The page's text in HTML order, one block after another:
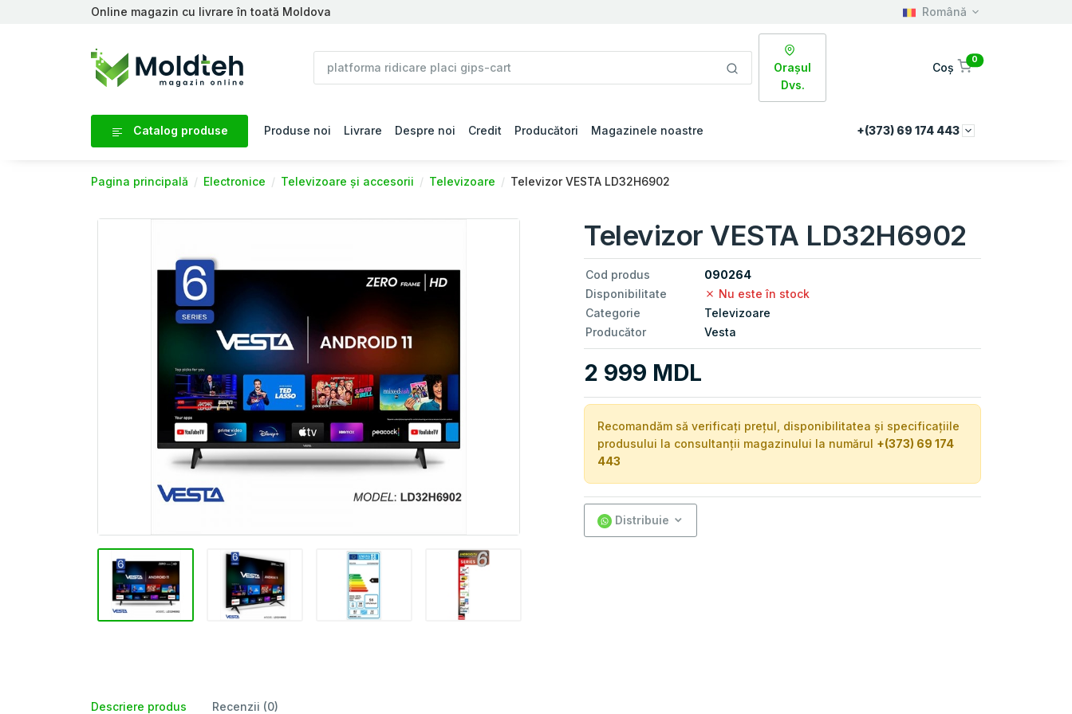
Online magazin cu livrare în toată Moldova Română
Orașul
Dvs.
Coș
0
Catalog produse Produse noi Livrare Despre noi Credit Producători Magazinele noastre +(373) 69 174 443
Pagina principală Electronice Televizoare și accesorii Televizoare Televizor VESTA LD32H6902
Televizor VESTA LD32H6902
Cod produs
090264
Disponibilitate
Nu este în stock
Categorie
Televizoare
Producător
Vesta
2 999 MDL
Recomandăm să verificați prețul, disponibilitatea și specificațiile
produsului la consultanții magazinului la numărul +(373) 69 174
443
Distribuie
Descriere produs Recenzii (0)